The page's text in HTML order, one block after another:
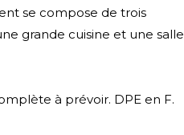
se compose de trois
grande cuisine et une salle
à prévoir. DPE en F.